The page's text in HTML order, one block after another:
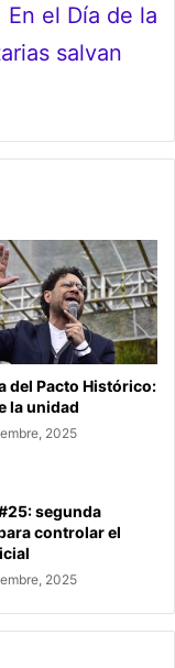
En el Día de la
salvan
del Pacto Histórico:
la unidad
2025
segunda
controlar el
2025